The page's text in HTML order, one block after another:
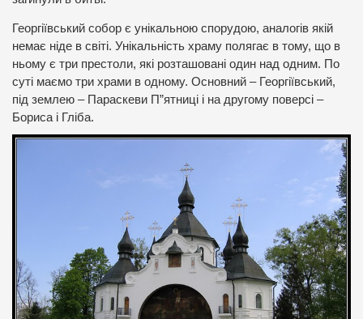
Георгіївський собор є унікальною спорудою, аналогів якій
немає ніде в світі. Унікальність храму полягає в тому, що в
ньому є три престоли, які розташовані один над одним. По
суті маємо три храми в одному. Основний – Георгіївський,
під землею – Параскеви П”ятниці і на другому поверсі –
Бориса і Гліба.